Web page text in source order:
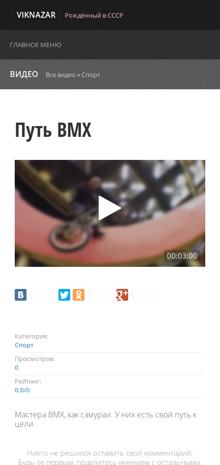
VIKNAZAR Рождённый в СССР
ГЛАВНОЕ МЕНЮ
ВИДЕО Все видео » Спорт
Путь BMX
00:03:00
Категория:
Спорт
Просмотров:
0
Рейтинг:
0.0/0
Мастера BMX, как самураи. У них есть свой путь к
цели.
Никто не решился оставить свой комментарий.
Будь-те первым, поделитесь мнением с остальными.